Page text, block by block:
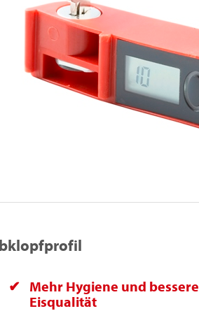
Mehr Hygiene und bessere
Eisqualität